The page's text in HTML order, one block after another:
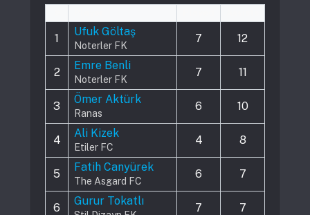
1
Ufuk Göltaş
Noterler FK
7 12
2
Emre Benli
Noterler FK
7 11
3
Ömer Aktürk
Ranas
6 10
4
Ali Kizek
Etiler FC
4 8
5
Fatih Canyürek
The Asgard FC
6 7
6
Gurur Tokatlı
7 7